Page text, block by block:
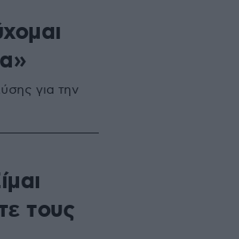
για την
τους